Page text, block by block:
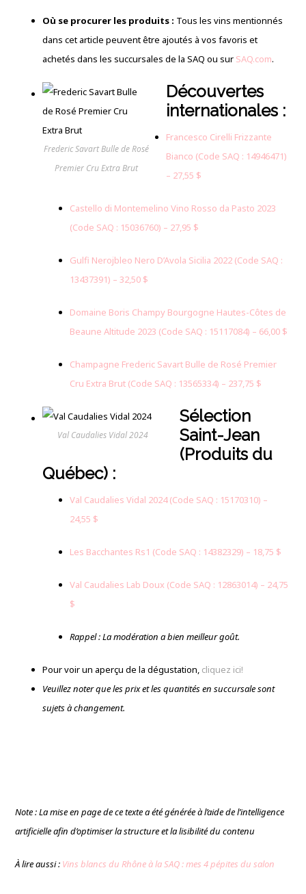
Où se procurer les produits : Tous les vins mentionnés
dans cet article peuvent être ajoutés à vos favoris et
achetés dans les succursales de la SAQ ou sur SAQ.com.
Frederic Savart Bulle de Rosé
Premier Cru Extra Brut
Découvertes
internationales :
Francesco Cirelli Frizzante
Bianco (Code SAQ : 14946471)
– 27,55 $
Castello di Montemelino Vino Rosso da Pasto 2023
(Code SAQ : 15036760) – 27,95 $
Gulfi Nerojbleo Nero D’Avola Sicilia 2022 (Code SAQ :
13437391) – 32,50 $
Domaine Boris Champy Bourgogne Hautes-Côtes de
Beaune Altitude 2023 (Code SAQ : 15117084) – 66,00 $
Champagne Frederic Savart Bulle de Rosé Premier
Cru Extra Brut (Code SAQ : 13565334) – 237,75 $
Val Caudalies Vidal 2024
Sélection
Saint-Jean
(Produits du
Québec) :
Val Caudalies Vidal 2024 (Code SAQ : 15170310) –
24,55 $
Les Bacchantes Rs1 (Code SAQ : 14382329) – 18,75 $
Val Caudalies Lab Doux (Code SAQ : 12863014) – 24,75
$
Rappel : La modération a bien meilleur goût.
Pour voir un aperçu de la dégustation, cliquez ici!
Veuillez noter que les prix et les quantités en succursale sont
sujets à changement.
Note : La mise en page de ce texte a été générée à l’aide de l’intelligence
artificielle afin d’optimiser la structure et la lisibilité du contenu
À lire aussi : Vins blancs du Rhône à la SAQ : mes 4 pépites du salon